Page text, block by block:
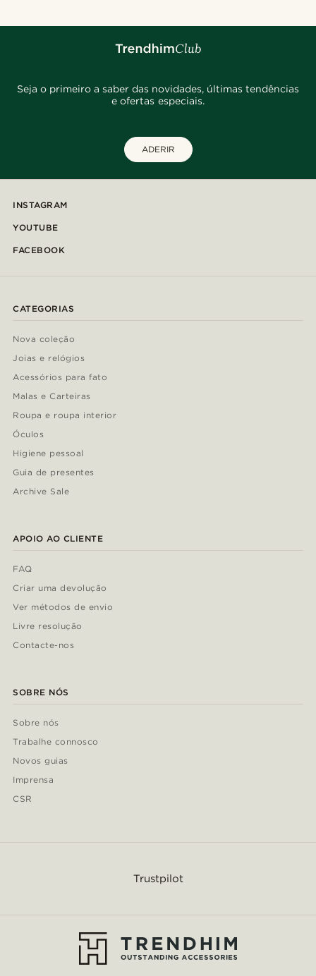
Seja o primeiro a saber das novidades, últimas tendências
e ofertas especiais.
ADERIR
INSTAGRAM
YOUTUBE
FACEBOOK
CATEGORIAS
Nova coleção
Joias e relógios
Acessórios para fato
Malas e Carteiras
Roupa e roupa interior
Óculos
Higiene pessoal
Guia de presentes
Archive Sale
APOIO AO CLIENTE
FAQ
Criar uma devolução
Ver métodos de envio
Livre resolução
Contacte-nos
SOBRE NÓS
Sobre nós
Trabalhe connosco
Novos guias
Imprensa
CSR
Trustpilot